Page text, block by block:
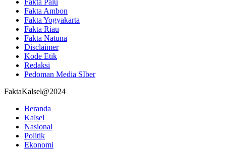
Fakta Palu
Fakta Ambon
Fakta Yogyakarta
Fakta Riau
Fakta Natuna
Disclaimer
Kode Etik
Redaksi
Pedoman Media SIber
FaktaKalsel@2024
Beranda
Kalsel
Nasional
Politik
Ekonomi